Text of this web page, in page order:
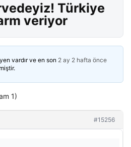
Türkiye
veriyor
vardır ve en son 2 ay 2 hafta önce
1)
#15256